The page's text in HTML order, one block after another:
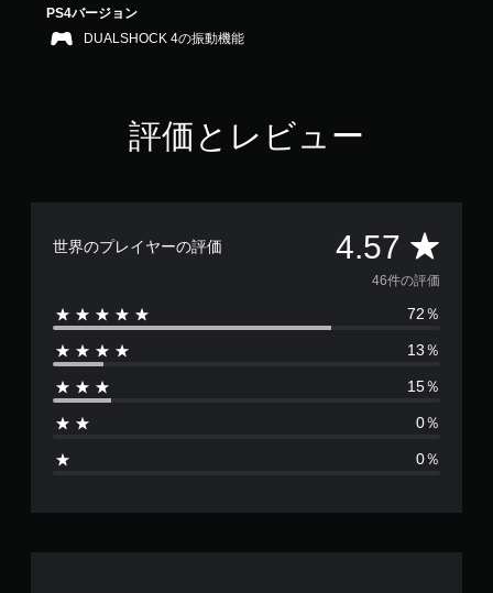
.
5
7
PS4バージョン
DUALSHOCK 4の振動機能
評価とレビュー
世界のプレイヤーの評価 4.57 評
価
数
は
6
46件の評価
72％
13％
15％
0％
0％